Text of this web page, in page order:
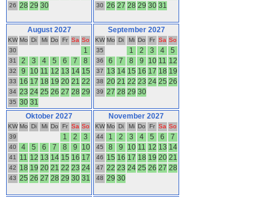
26 28 29 30 30 26 27 28 29 30 31
August 2027
KW Mo Di Mi Do Fr Sa So
30
1
31 2 3 4 5 6 7 8
32 9 10 11 12 13 14 15
33 16 17 18 19 20 21 22
34 23 24 25 26 27 28 29
35 30 31
September 2027
KW Mo Di Mi Do Fr Sa So
35
1 2 3 4 5
36 6 7 8 9 10 11 12
37 13 14 15 16 17 18 19
38 20 21 22 23 24 25 26
39 27 28 29 30
Oktober 2027
KW Mo Di Mi Do Fr Sa So
39
1 2 3
40 4 5 6 7 8 9 10
41 11 12 13 14 15 16 17
42 18 19 20 21 22 23 24
43 25 26 27 28 29 30 31
November 2027
KW Mo Di Mi Do Fr Sa So
44
1 2 3 4 5 6 7
45 8 9 10 11 12 13 14
46 15 16 17 18 19 20 21
47 22 23 24 25 26 27 28
48 29 30